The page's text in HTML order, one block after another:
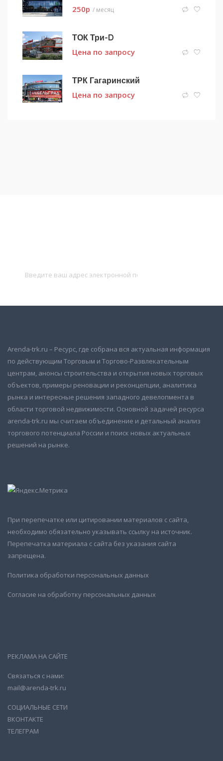
250p / месяц
ТОК Три-D
Цена по запросу
ТРК Гагаринский
Цена по запросу
Arenda-trk.ru – Ресурс, где собрана вся актуальная информация
по действующим Торговым и Торгово-Развлекательным
центрам, анонсы строительства и открытия новых торговых
объектов, примеры реновации и реконцепции, аналитика
рынка и интересные решения западного девелопмента в
области торговой недвижимости. Основной задачей ресурса
arenda-trk.ru мы считаем объединение и детальный анализ
торгового потенциала России и поиск новых актуальных
решений на рынке.
При перепечатке или цитировании материалов с сайта,
необходимо обязательно указывать ссылку на источник.
Перепечатка материала с сайта без указания сайта
запрещена.
Политика обработки персональных данных
Согласие на обработку персональных данных
РЕКЛАМА НА САЙТЕ
Связаться с нами:
mail@arenda-trk.ru
СОЦИАЛЬНЫЕ СЕТИ
ВКОНТАКТЕ
ТЕЛЕГРАМ